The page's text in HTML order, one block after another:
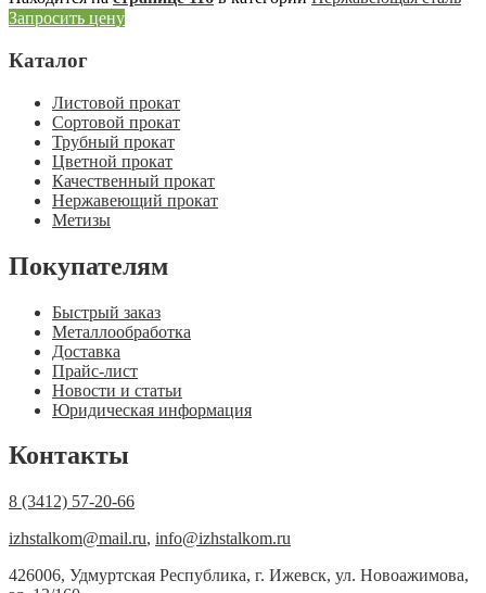
Запросить цену
Каталог
Листовой прокат
Сортовой прокат
Трубный прокат
Цветной прокат
Качественный прокат
Нержавеющий прокат
Метизы
Покупателям
Быстрый заказ
Металлообработка
Доставка
Прайс-лист
Новости и статьи
Юридическая информация
Контакты
8 (3412) 57-20-66
izhstalkom@mail.ru, info@izhstalkom.ru
426006, Удмуртская Республика, г. Ижевск, ул. Новоажимова,